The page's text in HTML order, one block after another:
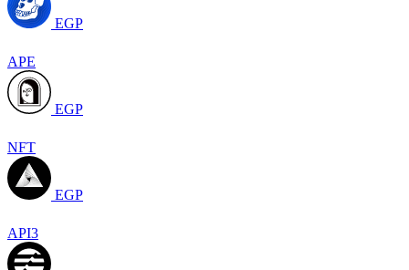
EGP
APE
EGP
NFT
EGP
API3